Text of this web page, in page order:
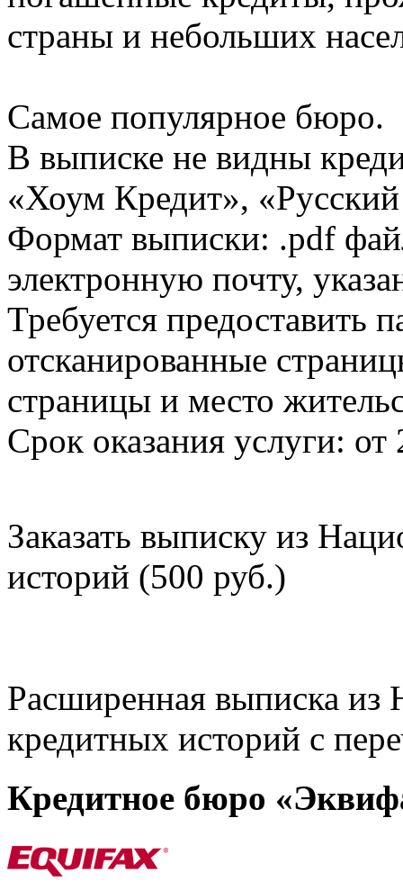
страны и небольших
Самое популярное бюро.
В выписке не видны
«Хоум Кредит»,
Формат выписки: .pdf
электронную почту,
Требуется предоставить
отсканированные
страницы и место
Срок оказания услуги: от
Заказать выписку из
историй (500 руб.)
Расширенная выписка из
кредитных историй с
Кредитное бюро